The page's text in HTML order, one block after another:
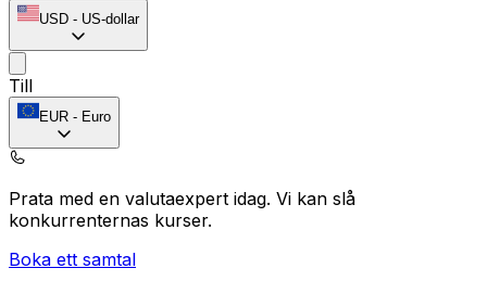
USD - US-dollar
Till
EUR - Euro
Prata med en valutaexpert idag. Vi kan slå
konkurrenternas kurser.
Boka ett samtal